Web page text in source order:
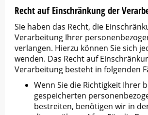
Recht auf Einschränkung der
Sie haben das Recht, die
Verarbeitung Ihrer
verlangen. Hierzu können Sie sich
wenden. Das Recht auf
Verarbeitung besteht in folgenden
Wenn Sie die Richtigkeit Ihrer
gespeicherten
bestreiten, benötigen wir in